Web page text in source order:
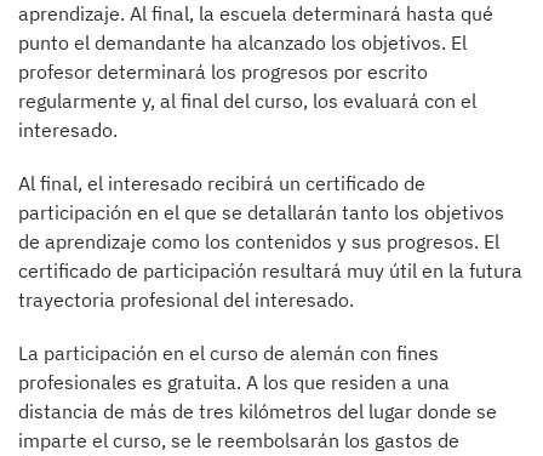
aprendizaje. Al final, la escuela determinará hasta qué
punto el demandante ha alcanzado los objetivos. El
profesor determinará los progresos por escrito
regularmente y, al final del curso, los evaluará con el
interesado.
Al final, el interesado recibirá un certificado de
participación en el que se detallarán tanto los objetivos
de aprendizaje como los contenidos y sus progresos. El
certificado de participación resultará muy útil en la futura
trayectoria profesional del interesado.
La participación en el curso de alemán con fines
profesionales es gratuita. A los que residen a una
distancia de más de tres kilómetros del lugar donde se
imparte el curso, se le reembolsarán los gastos de